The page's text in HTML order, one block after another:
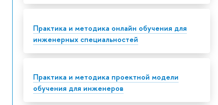
Практика и методика онлайн обучения для
инженерных специальностей
Практика и методика проектной модели
обучения для инженеров